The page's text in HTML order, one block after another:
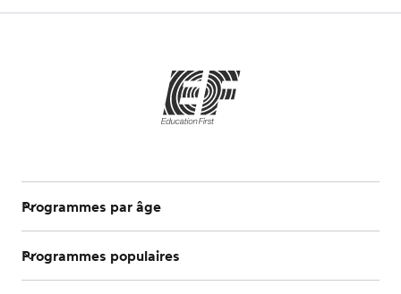
Programmes par âge
Programmes populaires